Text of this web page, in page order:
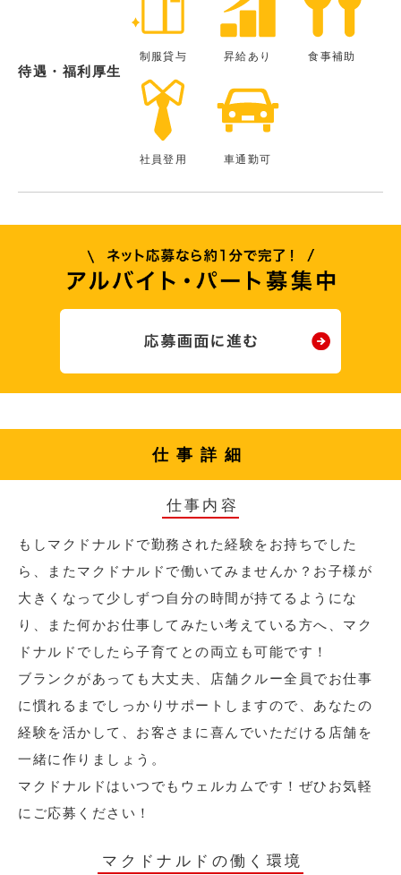
待遇・福利厚生
制服貸与 昇給あり 食事補助
社員登用 車通勤可
仕事詳細
仕事内容
もしマクドナルドで勤務された経験をお持ちでした
ら、またマクドナルドで働いてみませんか？お子様が
大きくなって少しずつ自分の時間が持てるようにな
り、また何かお仕事してみたい考えている方へ、マク
ドナルドでしたら子育てとの両立も可能です！
ブランクがあっても大丈夫、店舗クルー全員でお仕事
に慣れるまでしっかりサポートしますので、あなたの
経験を活かして、お客さまに喜んでいただける店舗を
一緒に作りましょう。
マクドナルドはいつでもウェルカムです！ぜひお気軽
にご応募ください！
マクドナルドの働く環境